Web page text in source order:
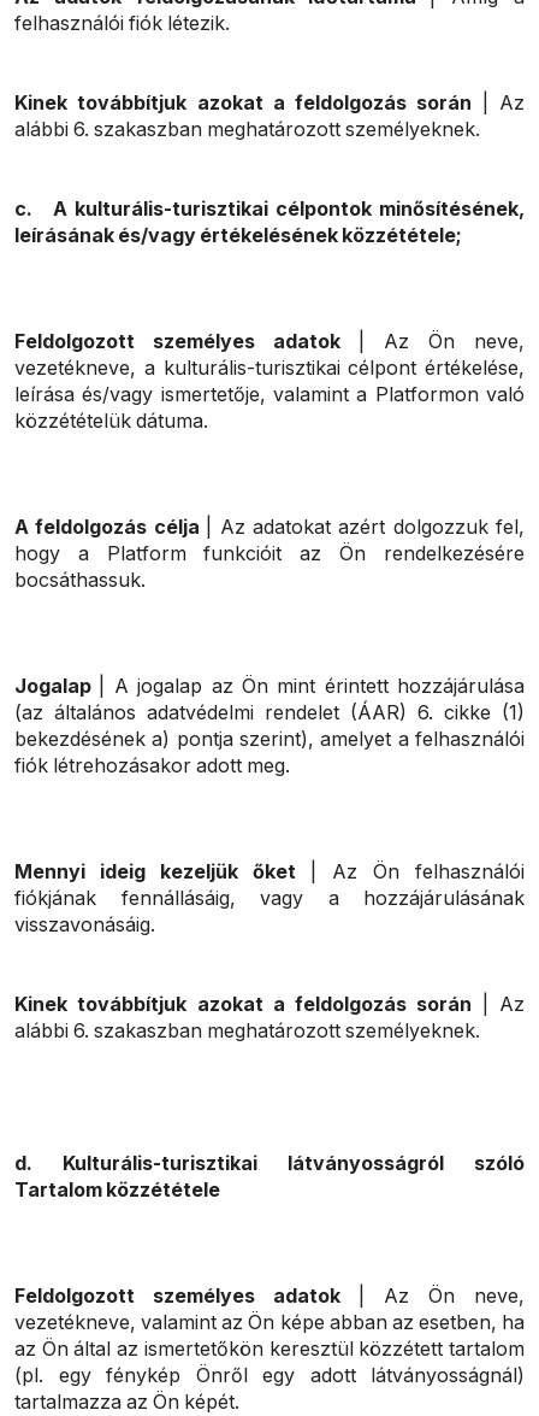
felhasználói fiók létezik.
Kinek továbbítjuk azokat a feldolgozás során
| Az
alábbi 6. szakaszban meghatározott személyeknek.
c. A kulturális-turisztikai célpontok minősítésének,
leírásának és/vagy értékelésének közzététele;
Feldolgozott személyes adatok
| Az Ön neve,
vezetékneve, a kulturális-turisztikai célpont értékelése,
leírása és/vagy ismertetője, valamint a Platformon való
közzétételük dátuma.
A feldolgozás célja
| Az adatokat azért dolgozzuk fel,
hogy a Platform funkcióit az Ön rendelkezésére
bocsáthassuk.
Jogalap
| A jogalap az Ön mint érintett hozzájárulása
(az általános adatvédelmi rendelet (ÁAR) 6. cikke (1)
bekezdésének a) pontja szerint), amelyet a felhasználói
fiók létrehozásakor adott meg.
Mennyi ideig kezeljük őket
| Az Ön felhasználói
fiókjának fennállásáig, vagy a hozzájárulásának
visszavonásáig.
Kinek továbbítjuk azokat a feldolgozás során
| Az
alábbi 6. szakaszban meghatározott személyeknek.
d. Kulturális-turisztikai látványosságról szóló
Tartalom közzététele
Feldolgozott személyes adatok
| Az Ön neve,
vezetékneve, valamint az Ön képe abban az esetben, ha
az Ön által az ismertetőkön keresztül közzétett tartalom
(pl. egy fénykép Önről egy adott látványosságnál)
tartalmazza az Ön képét.